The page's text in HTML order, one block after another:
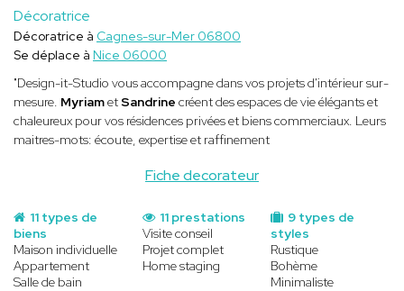
Décoratrice
Fiche decorateur
Décoratrice à Cagnes-sur-Mer 06800
Se déplace à Nice 06000
"Design-it-Studio vous accompagne dans vos projets d'intérieur sur-
mesure. MyriametSandrine créent des espaces de vie élégants et
chaleureux pour vos résidences privées et biens commerciaux. Leurs
maitres-mots: écoute, expertise et raffinement
11 types de
biens
Maison individuelle
Appartement
Salle de bain
9 types de
styles
Rustique
Bohème
Minimaliste
11 prestations
Visite conseil
Projet complet
Home staging